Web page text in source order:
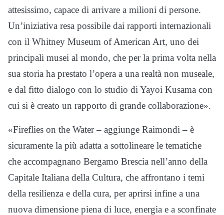
attesissimo, capace di arrivare a milioni di persone.
Un’iniziativa resa possibile dai rapporti internazionali
con il Whitney Museum of American Art, uno dei
principali musei al mondo, che per la prima volta nella
sua storia ha prestato l’opera a una realtà non museale,
e dal fitto dialogo con lo studio di Yayoi Kusama con
cui si è creato un rapporto di grande collaborazione».
«Fireflies on the Water – aggiunge Raimondi – è
sicuramente la più adatta a sottolineare le tematiche
che accompagnano Bergamo Brescia nell’anno della
Capitale Italiana della Cultura, che affrontano i temi
della resilienza e della cura, per aprirsi infine a una
nuova dimensione piena di luce, energia e a sconfinate